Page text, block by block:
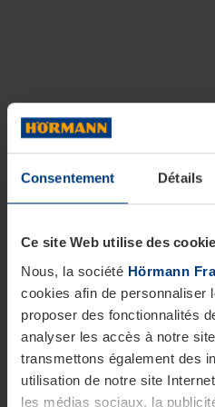
Consentement Détails
Ce site Web utilise des
Nous, la société Hörmann
cookies afin de personnaliser
proposer des fonctionnalités
analyser les accès à notre
transmettons également des
utilisation de notre site
les médias sociaux, la